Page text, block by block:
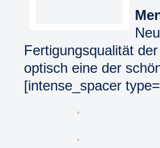
Fertigungsqualität
optisch eine der
[intense_spacer